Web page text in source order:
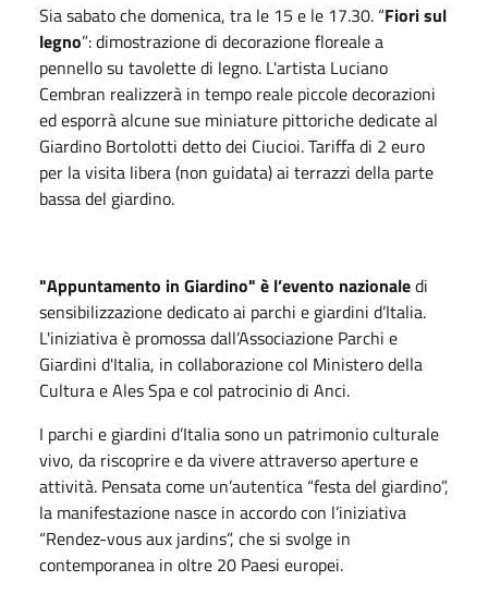
Sia sabato che domenica, tra le 15 e le 17.30. “Fiori sul
legno”: dimostrazione di decorazione floreale a
pennello su tavolette di legno. L'artista Luciano
Cembran realizzerà in tempo reale piccole decorazioni
ed esporrà alcune sue miniature pittoriche dedicate al
Giardino Bortolotti detto dei Ciucioi. Tariffa di 2 euro
per la visita libera (non guidata) ai terrazzi della parte
bassa del giardino.
"Appuntamento in Giardino" è l’evento nazionaledi
sensibilizzazione dedicato ai parchi e giardini d’Italia.
L'iniziativa è promossa dall’Associazione Parchi e
Giardini d'Italia, in collaborazione col Ministero della
Cultura e Ales Spa e col patrocinio di Anci.
I parchi e giardini d’Italia sono un patrimonio culturale
vivo, da riscoprire e da vivere attraverso aperture e
attività. Pensata come un’autentica “festa del giardino”,
la manifestazione nasce in accordo con l’iniziativa
“Rendez-vous aux jardins”, che si svolge in
contemporanea in oltre 20 Paesi europei.